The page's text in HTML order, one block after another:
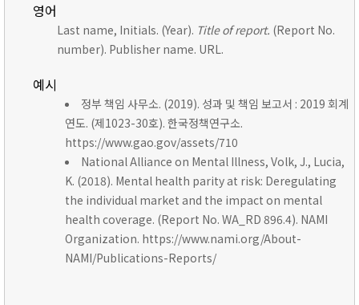
영어
Last name, Initials. (Year). Title of report. (Report No.
number). Publisher name. URL.
예시
정부 책임 사무소. (2019). 성과 및 책임 보고서 : 2019 회계
연도. (제1023-30호). 한국정책연구소.
https://www.gao.gov/assets/710
National Alliance on Mental Illness, Volk, J., Lucia,
K. (2018). Mental health parity at risk: Deregulating
the individual market and the impact on mental
health coverage. (Report No. WA_RD 896.4). NAMI
Organization. https://www.nami.org/About-
NAMI/Publications-Reports/